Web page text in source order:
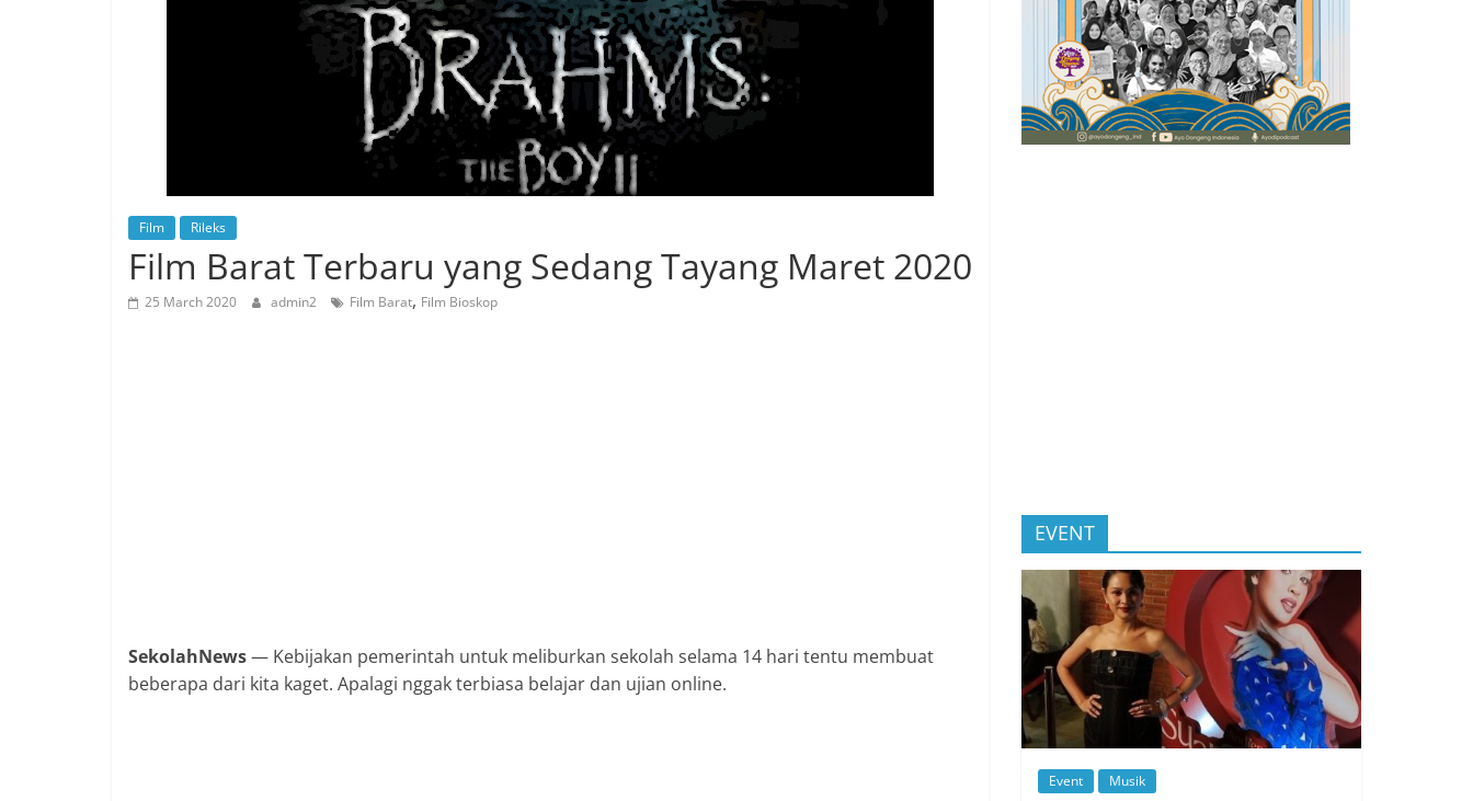
Film Rileks
Film Barat Terbaru yang Sedang Tayang Maret 2020
25 March 2020 admin2 Film Barat, Film Bioskop
SekolahNews— Kebijakan pemerintah untuk meliburkan sekolah selama 14 hari tentu membuat
beberapa dari kita kaget. Apalagi nggak terbiasa belajar dan ujian online.
EVENT
Event Musik